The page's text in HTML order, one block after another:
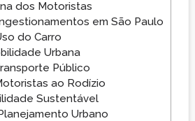
dos Motoristas
em São Paulo
do Carro
Urbana
Público
ao Rodízio
Sustentável
Urbano